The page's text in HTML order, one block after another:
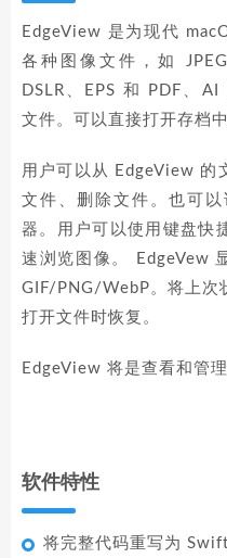
EdgeView 是为现代
各种图像文件，如
DSLR、EPS 和 PDF、
文件。可以直接打开存档
用户可以从 EdgeView 的
文件、删除文件。也可
器。用户可以使用键盘快
速浏览图像。 EdgeVew
GIF/PNG/WebP。将上次
打开文件时恢复。
EdgeView 将是查看和管
软件特性
将完整代码重写为